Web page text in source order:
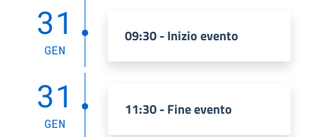
31
GEN
09:30 - Inizio evento
31
GEN
11:30 - Fine evento